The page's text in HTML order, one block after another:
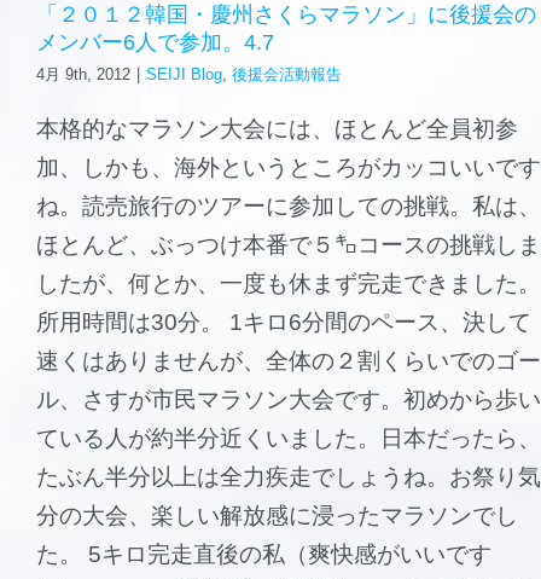
施設案内
「２０１２韓国・慶州さくらマラソン」に後援会の
メンバー6人で参加。4.7
4月 9th, 2012 SEIJI Blog, 後援会活動報告
本格的なマラソン大会には、ほとんど全員初参
加、しかも、海外というところがカッコいいです
ね。読売旅行のツアーに参加しての挑戦。私は、
ほとんど、ぶっつけ本番で５㌔コースの挑戦しま
したが、何とか、一度も休まず完走できました。
所用時間は30分。 1キロ6分間のペース、決して
速くはありませんが、全体の２割くらいでのゴー
ル、さすが市民マラソン大会です。初めから歩い
ている人が約半分近くいました。日本だったら、
たぶん半分以上は全力疾走でしょうね。お祭り気
分の大会、楽しい解放感に浸ったマラソンでし
た。 5キロ完走直後の私（爽快感がいいです